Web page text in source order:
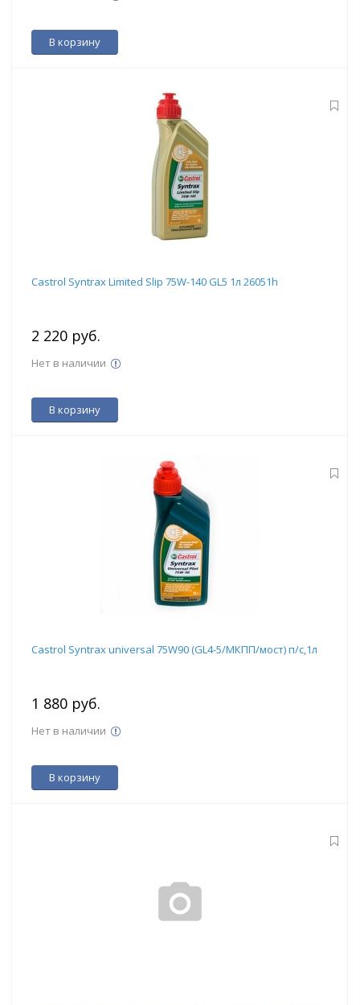
В корзину
Castrol Syntrax Limited Slip 75W-140 GL5 1л 26051h
2 220 руб.
Нет в наличии
В корзину
Castrol Syntrax universal 75W90 (GL4-5/МКПП/мост) п/с,1л
1 880 руб.
Нет в наличии
В корзину